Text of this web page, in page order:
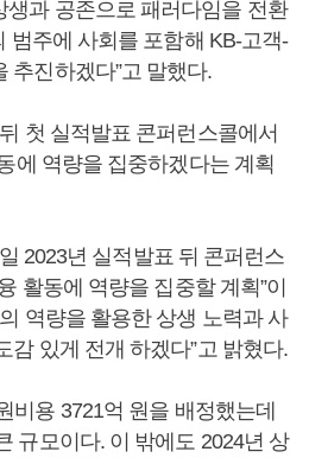
과 공존으로 패러다임을 전환
범주에 사회를 포함해 KB-고객-
추진하겠다”고 말했다.
첫 실적발표 콘퍼런스콜에서
에 역량을 집중하겠다는 계획
2023년 실적발표 뒤 콘퍼런스
활동에 역량을 집중할 계획”이
역량을 활용한 상생 노력과 사
감 있게 전개 하겠다”고 밝혔다.
비용 3721억 원을 배정했는데
규모이다. 이 밖에도 2024년 상